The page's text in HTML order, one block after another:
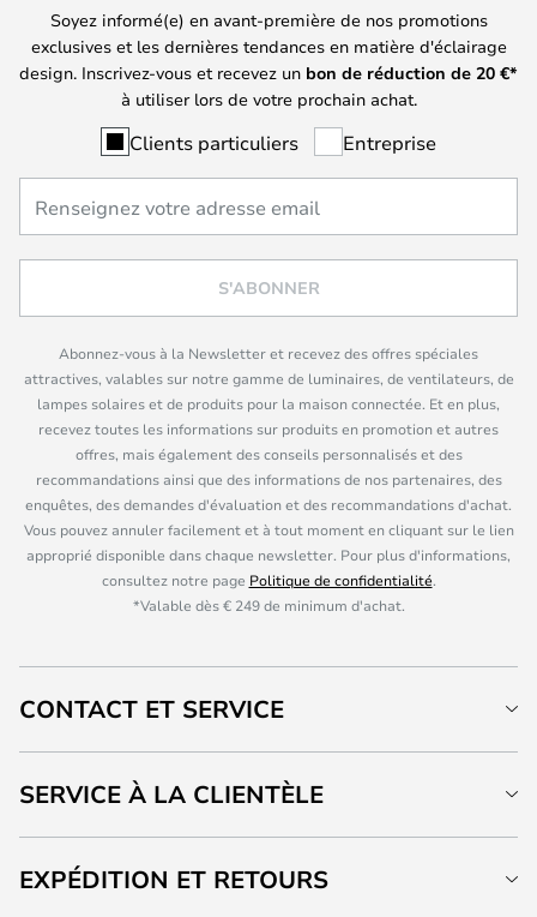
Soyez informé(e) en avant-première de nos promotions
exclusives et les dernières tendances en matière d'éclairage
design. Inscrivez-vous et recevez un bon de réduction de 20 €*
à utiliser lors de votre prochain achat.
Clients particuliers Entreprise
S'ABONNER
Abonnez-vous à la Newsletter et recevez des offres spéciales
attractives, valables sur notre gamme de luminaires, de ventilateurs, de
lampes solaires et de produits pour la maison connectée. Et en plus,
recevez toutes les informations sur produits en promotion et autres
offres, mais également des conseils personnalisés et des
recommandations ainsi que des informations de nos partenaires, des
enquêtes, des demandes d'évaluation et des recommandations d'achat.
Vous pouvez annuler facilement et à tout moment en cliquant sur le lien
approprié disponible dans chaque newsletter. Pour plus d'informations,
consultez notre page Politique de confidentialité.
*Valable dès € 249 de minimum d'achat.
CONTACT ET SERVICE
SERVICE À LA CLIENTÈLE
EXPÉDITION ET RETOURS